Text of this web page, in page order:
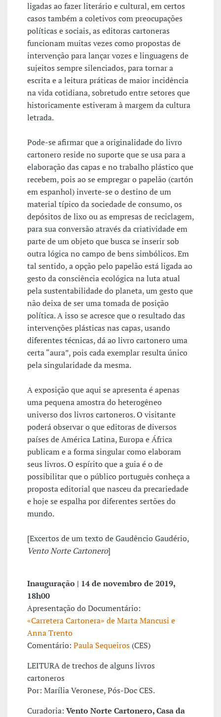
ligadas ao fazer literário e cultural, em certos
casos também a coletivos com preocupações
políticas e sociais, as editoras cartoneras
funcionam muitas vezes como propostas de
intervenção para lançar vozes e linguagens de
sujeitos sempre silenciados, para tornar a
escrita e a leitura práticas de maior incidência
na vida cotidiana, sobretudo entre setores que
historicamente estiveram à margem da cultura
letrada.
Pode-se afirmar que a originalidade do livro
cartonero reside no suporte que se usa para a
elaboração das capas e no trabalho plástico que
recebem, pois ao se empregar o papelão (cartón
em espanhol) inverte-se o destino de um
material típico da sociedade de consumo, os
depósitos de lixo ou as empresas de reciclagem,
para sua conversão através da criatividade em
parte de um objeto que busca se inserir sob
outra lógica no campo de bens simbólicos. Em
tal sentido, a opção pelo papelão está ligada ao
gesto da consciência ecológica na luta atual
pela sustentabilidade do planeta, um gesto que
não deixa de ser uma tomada de posição
política. A isso se acresce que o resultado das
intervenções plásticas nas capas, usando
diferentes técnicas, dá ao livro cartonero uma
certa “aura”, pois cada exemplar resulta único
pela singularidade da mesma.
A exposição que aqui se apresenta é apenas
uma pequena amostra do heterogêneo
universo dos livros cartoneros. O visitante
poderá observar o que editoras de diversos
países de América Latina, Europa e África
publicam e a forma singular como elaboram
seus livros. O espírito que a guia é o de
possibilitar que o público português conheça a
proposta editorial que nasceu da precariedade
e hoje se espalha por diferentes sertões do
mundo.
[Excertos de um texto de Gaudêncio Gaudério,
Vento Norte Cartonero]
Inauguração | 14 de novembro de 2019,
18h00
Apresentação do Documentário:
«Carretera Cartonera» de Marta Mancusi e
Anna Trento
Comentário: Paula Sequeiros (CES)
LEITURA de trechos de alguns livros
cartoneros
Por: Marília Veronese, Pós-Doc CES.
Curadoria: Vento Norte Cartonero, Casa da